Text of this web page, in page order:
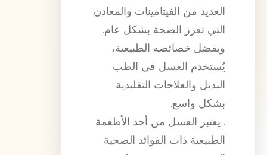
العديد من الفيتامينات والمعادن
التي تعزز الصحة بشكل عام.
وبفضل خصائصه الطبيعية،
يُستخدم العسل في الطب
البديل والعلاجات التقليدية
بشكل واسع.
. يعتبر العسل من أحد الأطعمة
الطبيعية ذات الفوائد الصحية